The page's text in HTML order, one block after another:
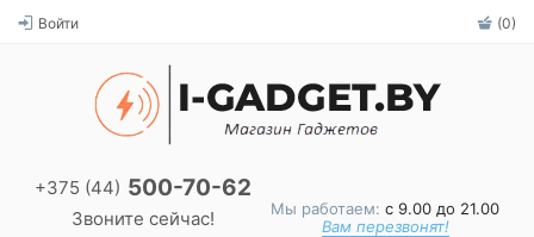
Войти (0)
+375 (44) 500-70-62
Звоните сейчас! Мы работаем: с 9.00 до 21.00
Вам перезвонят!